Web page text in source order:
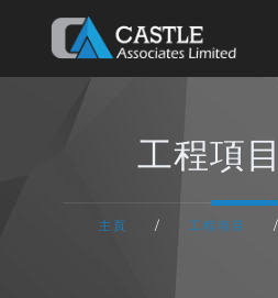
主頁
工程項
主頁 / 工程項目 /